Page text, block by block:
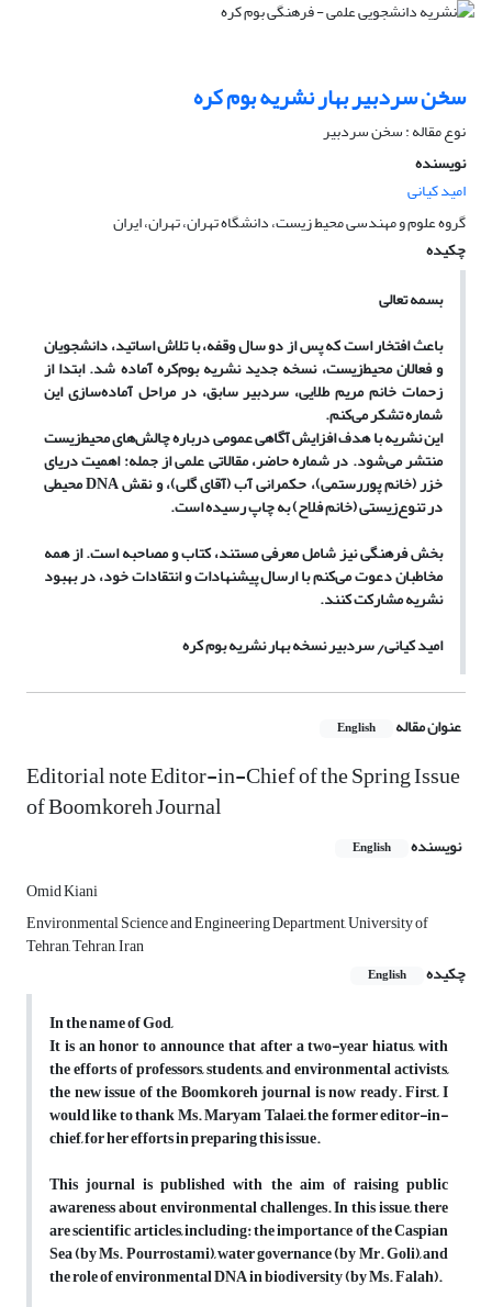
سخن سردبیر بهار نشریه بوم کره
نوع مقاله : سخن سردبیر
نویسنده
امید کیانی
گروه علوم و مهندسی محیط زیست، دانشگاه تهران، تهران، ایران
چکیده
بسمه تعالی
باعث افتخار است که پس از دو سال وقفه، با تلاش اساتید، دانشجویان
و فعالان محیط‌زیست، نسخه جدید نشریه بوم‌کره آماده شد. ابتدا از
زحمات خانم مریم طلایی، سردبیر سابق، در مراحل آماده‌سازی این
شماره تشکر می‌کنم.
این نشریه با هدف افزایش آگاهی عمومی درباره چالش‌های محیط‌زیست
منتشر می‌شود. در شماره حاضر، مقالاتی علمی از جمله: اهمیت دریای
خزر (خانم پوررستمی)، حکمرانی آب (آقای گلی)، و نقش DNA محیطی
در تنوع‌زیستی (خانم فلاح) به چاپ رسیده است.
بخش فرهنگی نیز شامل معرفی مستند، کتاب و مصاحبه است. از همه
مخاطبان دعوت می‌کنم با ارسال پیشنهادات و انتقادات خود، در بهبود
نشریه مشارکت کنند.
امید کیانی٫ سردبیر نسخه بهار نشریه بوم کره
عنوان مقاله English
Editorial note Editor-in-Chief of the Spring Issue
of Boomkoreh Journal
نویسنده English
Omid Kiani
Environmental Science and Engineering Department, University of
Tehran, Tehran, Iran
چکیده
English
In the name of God,
It is an honor to announce that after a two-year hiatus, with
the efforts of professors, students, and environmental activists,
the new issue of the Boomkoreh journal is now ready. First, I
would like to thank Ms. Maryam Talaei, the former editor-in-
chief, for her efforts in preparing this issue.
This journal is published with the aim of raising public
awareness about environmental challenges. In this issue, there
are scientific articles, including: the importance of the Caspian
Sea (by Ms. Pourrostami), water governance (by Mr. Goli), and
the role of environmental DNA in biodiversity (by Ms. Falah).